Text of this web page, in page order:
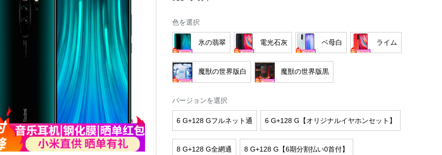
色を選択
氷の翡翠 電光石灰 ベ母白 ライム
魔獣の世界版白 魔獣の世界版黒
バージョンを選択
6 G+128 Gフルネット通 6 G+128 G【オリジナルイヤホンセット】
8 G+128 G全網通 8 G+128 G【6期分割払い0首付】